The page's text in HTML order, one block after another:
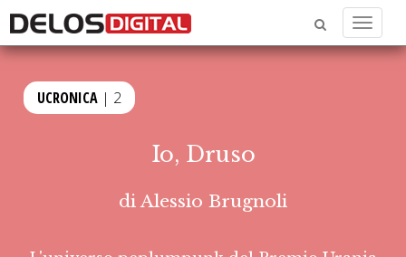
Menu
UCRONICA | 2
Io, Druso
di Alessio Brugnoli